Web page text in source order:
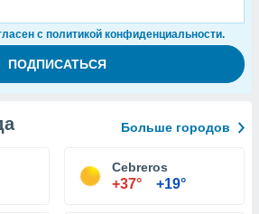
с политикой конфиденциальности.
Больше городов
Cebreros
+37° +19°